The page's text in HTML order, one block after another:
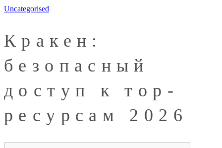
Uncategorised
Кракен:
безопасный
доступ к тор-
ресурсам 2026